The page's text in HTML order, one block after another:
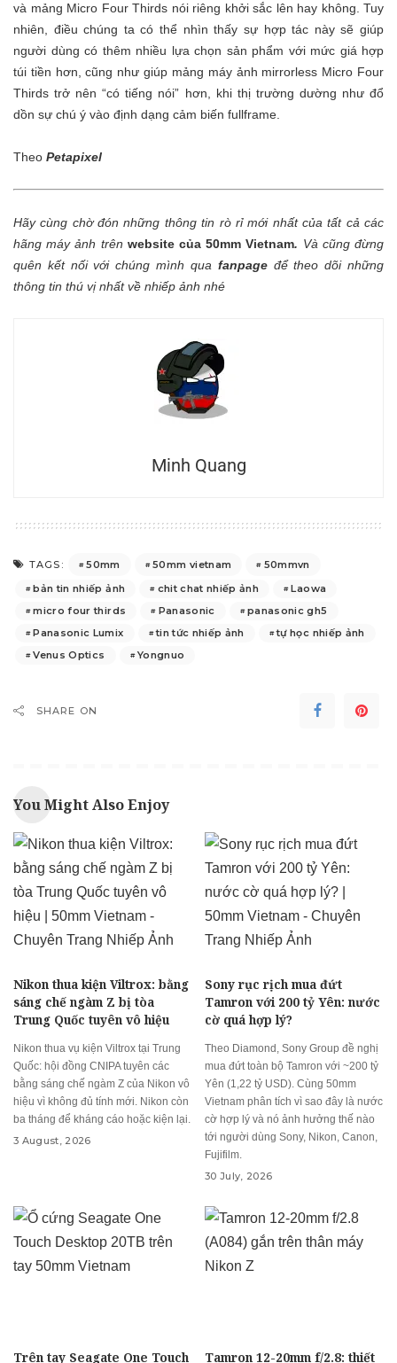
và mảng Micro Four Thirds nói riêng khởi sắc lên hay không. Tuy
nhiên, điều chúng ta có thể nhìn thấy sự hợp tác này sẽ giúp
người dùng có thêm nhiều lựa chọn sản phẩm với mức giá hợp
túi tiền hơn, cũng như giúp mảng máy ảnh mirrorless Micro Four
Thirds trở nên “có tiếng nói” hơn, khi thị trường dường như đổ
dồn sự chú ý vào định dạng cảm biến fullframe.
Theo Petapixel
Hãy cùng chờ đón những thông tin rò rỉ mới nhất của tất cả các
hãng máy ảnh trên website của 50mm Vietnam. Và cũng đừng
quên kết nối với chúng mình qua fanpageđể theo dõi những
thông tin thú vị nhất về nhiếp ảnh nhé
Minh Quang
TAGS: 50mm 50mm vietnam
50mmvn
bản tin nhiếp ảnh
chit chat nhiếp ảnh
Laowa
micro four thirds
Panasonic
panasonic gh5
Panasonic Lumix
tin tức nhiếp ảnh
tự học nhiếp ảnh
Venus Optics
Yongnuo
SHARE ON
You Might Also Enjoy
Nikon thua kiện Viltrox: bằng
sáng chế ngàm Z bị tòa
Trung Quốc tuyên vô hiệu
Nikon thua vụ kiện Viltrox tại Trung
Quốc: hội đồng CNIPA tuyên các
bằng sáng chế ngàm Z của Nikon vô
hiệu vì không đủ tính mới. Nikon còn
ba tháng để kháng cáo hoặc kiện lại.
3 August, 2026
Sony rục rịch mua đứt
Tamron với 200 tỷ Yên: nước
cờ quá hợp lý?
Theo Diamond, Sony Group đề nghị
mua đứt toàn bộ Tamron với ~200 tỷ
Yên (1,22 tỷ USD). Cùng 50mm
Vietnam phân tích vì sao đây là nước
cờ hợp lý và nó ảnh hưởng thế nào
tới người dùng Sony, Nikon, Canon,
Fujifilm.
30 July, 2026
Trên tay Seagate One Touch Tamron 12-20mm f/2.8: thiết